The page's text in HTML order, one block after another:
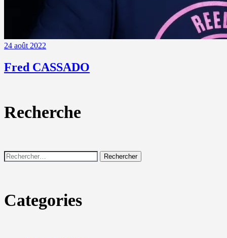
24 août 2022
Fred CASSADO
Recherche
Rechercher :
Categories